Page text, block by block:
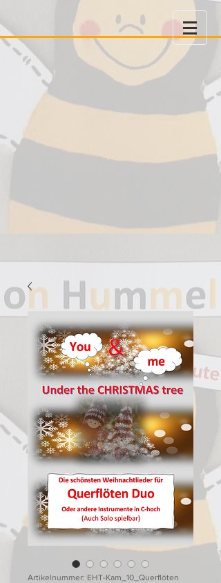
Artikelnummer: EHT-Kam_10_Querflöten